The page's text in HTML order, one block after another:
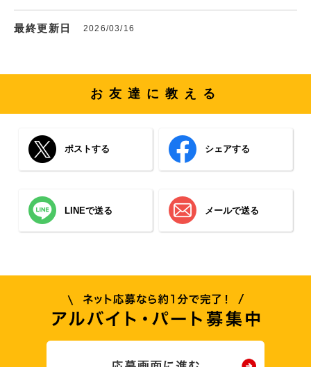
最終更新日 2026/03/16
お友達に教える
ポストする シェアする
LINEで送る メールで送る